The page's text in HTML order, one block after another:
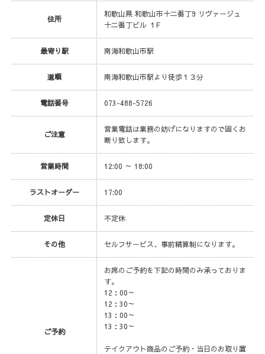
住所
和歌山県 和歌山市十二番丁9 リヴァージュ
十二番丁ビル １F
最寄り駅 南海和歌山市駅
道順 南海和歌山市駅より徒歩１３分
電話番号 073-488-5726
ご注意
営業電話は業務の妨げになりますので固くお
断り致します。
営業時間 12:00 ～ 18:00
ラストオーダー 17:00
定休日 不定休
その他 セルフサービス、事前精算制になります。
ご予約
お席のご予約を下記の時間のみ承っておりま
す。
12：00～
12：30～
13：00～
13：30～
テイクアウト商品のご予約・当日のお取り置